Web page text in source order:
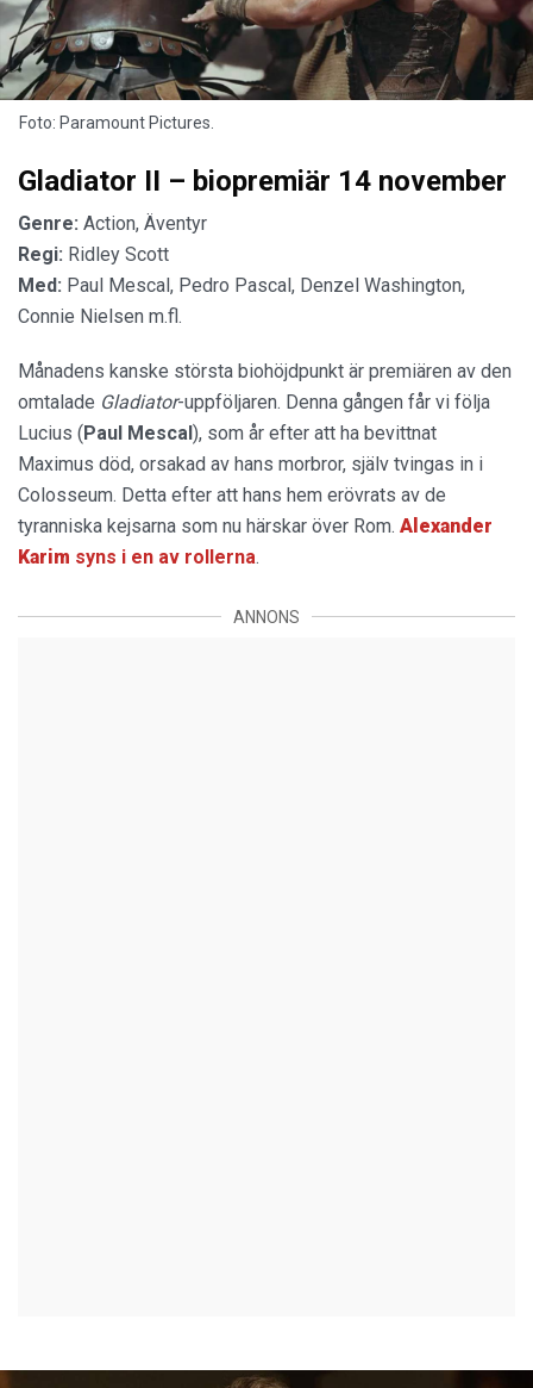
Foto: Paramount Pictures.
Gladiator II – biopremiär 14 november
Genre: Action, Äventyr
Regi: Ridley Scott
Med: Paul Mescal, Pedro Pascal, Denzel Washington,
Connie Nielsen m.fl.
Månadens kanske största biohöjdpunkt är premiären av den
omtalade Gladiator-uppföljaren. Denna gången får vi följa
Lucius (Paul Mescal), som år efter att ha bevittnat
Maximus död, orsakad av hans morbror, själv tvingas in i
Colosseum. Detta efter att hans hem erövrats av de
tyranniska kejsarna som nu härskar över Rom. Alexander
Karim syns i en av rollerna.
ANNONS